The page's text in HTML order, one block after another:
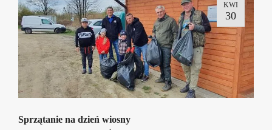
KWI
30
Sprzątanie na dzień wiosny